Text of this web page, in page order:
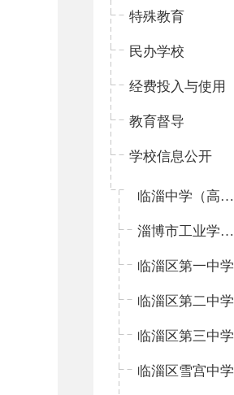
特殊教育
民办学校
经费投入与使用
教育督导
学校信息公开
临淄中学（高中）
淄博市工业学校（中职学校）
临淄区第一中学
临淄区第二中学
临淄区第三中学
临淄区雪宫中学